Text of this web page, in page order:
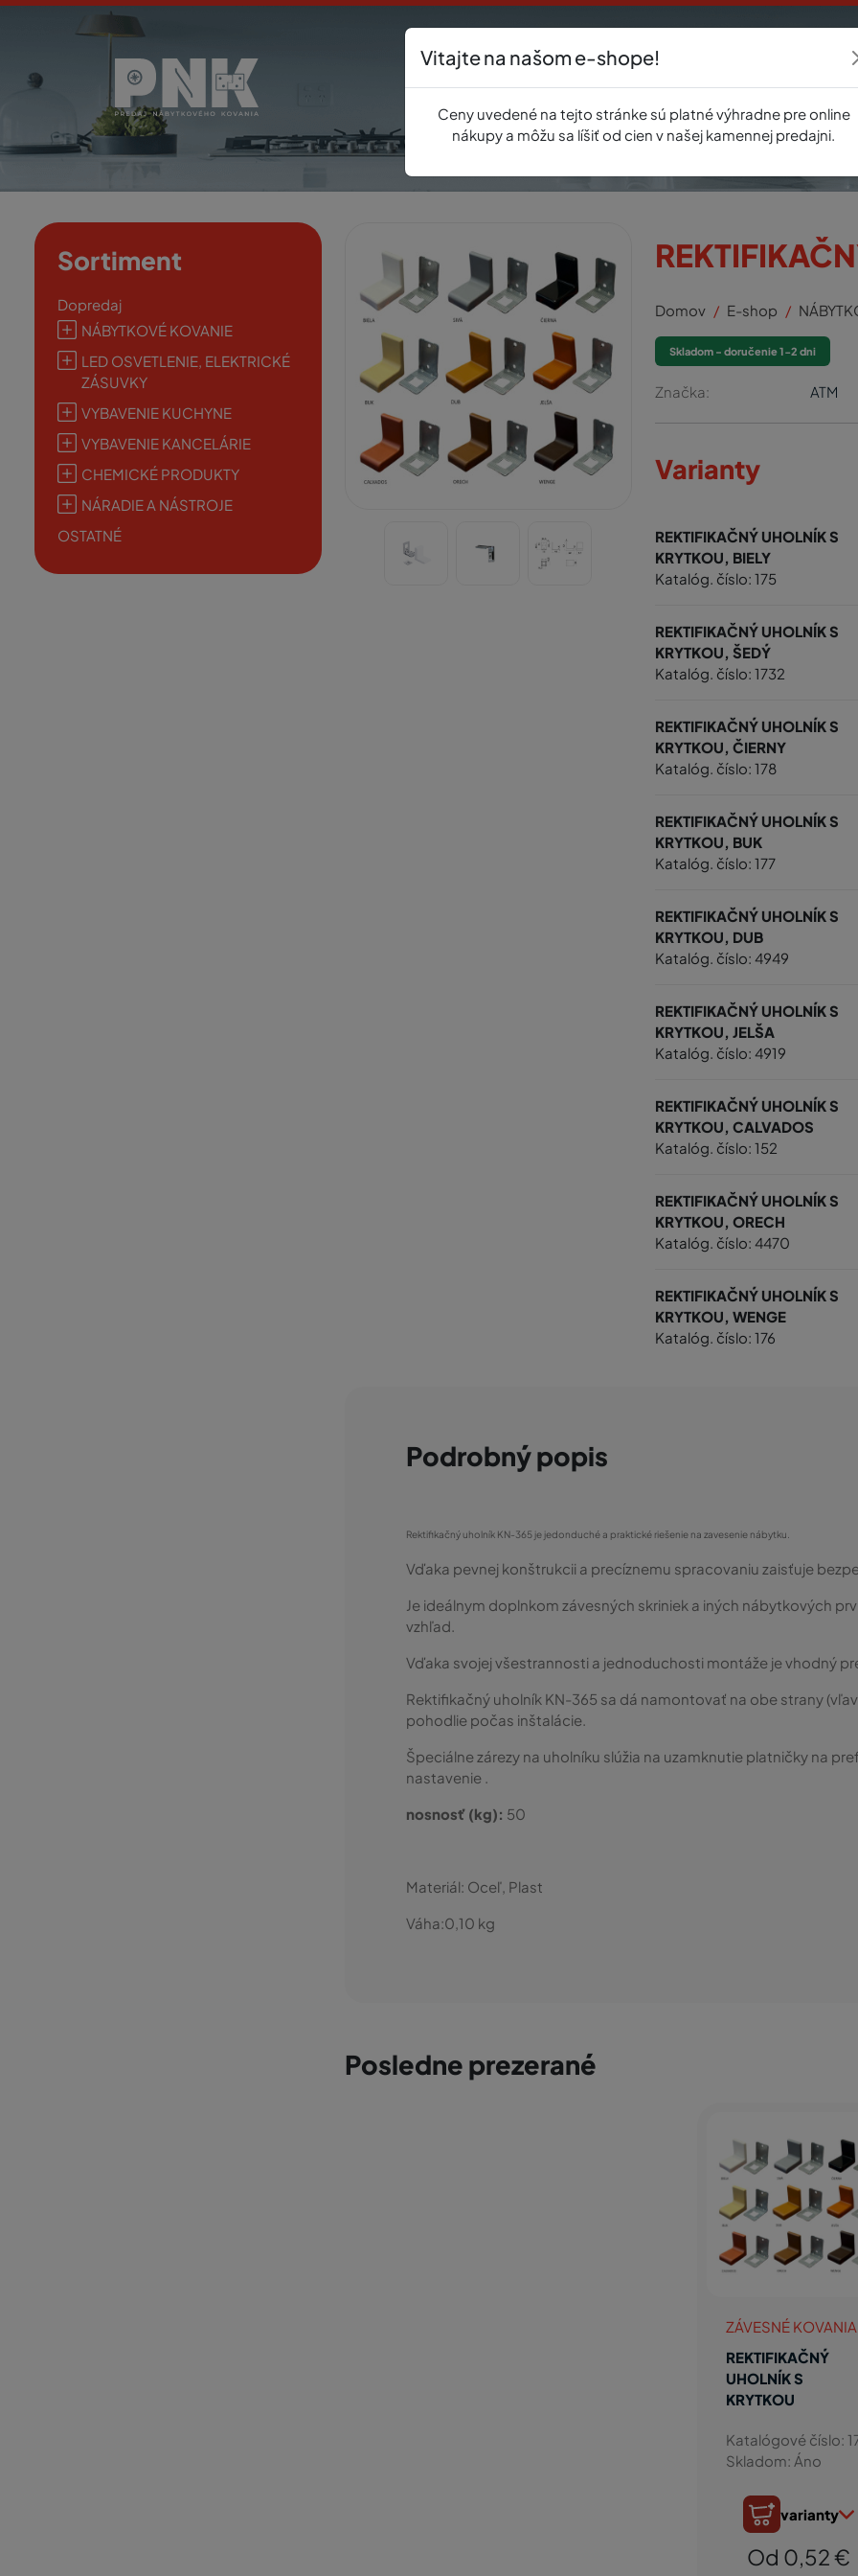
AkcieE-shopRegistráciaNovinkyO násPredajňa
Sortiment
Dopredaj
NÁBYTKOVÉ KOVANIE
LED OSVETLENIE, ELEKTRICKÉ
ZÁSUVKY
VYBAVENIE KUCHYNE
VYBAVENIE KANCELÁRIE
CHEMICKÉ PRODUKTY
NÁRADIE A NÁSTROJE
OSTATNÉ
Domov E-shop
Skladom - doručenie 1-2 dni
Značka: ATM
Varianty
REKTIFIKAČNÝ UHOLNÍK S
KRYTKOU, BIELY
Katalóg. číslo: 175
REKTIFIKAČNÝ UHOLNÍK S
KRYTKOU, ŠEDÝ
Katalóg. číslo: 1732
REKTIFIKAČNÝ UHOLNÍK S
KRYTKOU, ČIERNY
Katalóg. číslo: 178
REKTIFIKAČNÝ UHOLNÍK S
KRYTKOU, BUK
Katalóg. číslo: 177
REKTIFIKAČNÝ UHOLNÍK S
KRYTKOU, DUB
Katalóg. číslo: 4949
REKTIFIKAČNÝ UHOLNÍK S
KRYTKOU, JELŠA
Katalóg. číslo: 4919
REKTIFIKAČNÝ UHOLNÍK S
KRYTKOU, CALVADOS
Katalóg. číslo: 152
REKTIFIKAČNÝ UHOLNÍK S
KRYTKOU, ORECH
Katalóg. číslo: 4470
REKTIFIKAČNÝ UHOLNÍK S
KRYTKOU, WENGE
Katalóg. číslo: 176
Podrobný popis
Rektifikačný uholník KN-365 je jedonduché a praktické riešenie na zavesenie nábytku.
Vďaka pevnej konštrukcii a precíznemu spracovaniu zaisťuje
Je ideálnym doplnkom závesných skriniek a iných nábytkových
vzhľad.
Vďaka svojej všestrannosti a jednoduchosti montáže je vhodný
Rektifikačný uholník KN-365 sa dá namontovať na obe strany
pohodlie počas inštalácie.
Špeciálne zárezy na uholníku slúžia na uzamknutie platničky na
nastavenie .
nosnosť (kg): 50
Materiál: Oceľ, Plast
Váha:0,10 kg
Posledne prezerané
ZÁVESNÉ KOVANIA
REKTIFIKAČNÝ
UHOLNÍK S
KRYTKOU
Katalógové číslo:
Skladom: Áno
varianty
Od 0,52 €
Vitajte na našom e-shope!
Ceny uvedené na tejto stránke sú platné výhradne pre online
nákupy a môžu sa líšiť od cien v našej kamennej predajni.